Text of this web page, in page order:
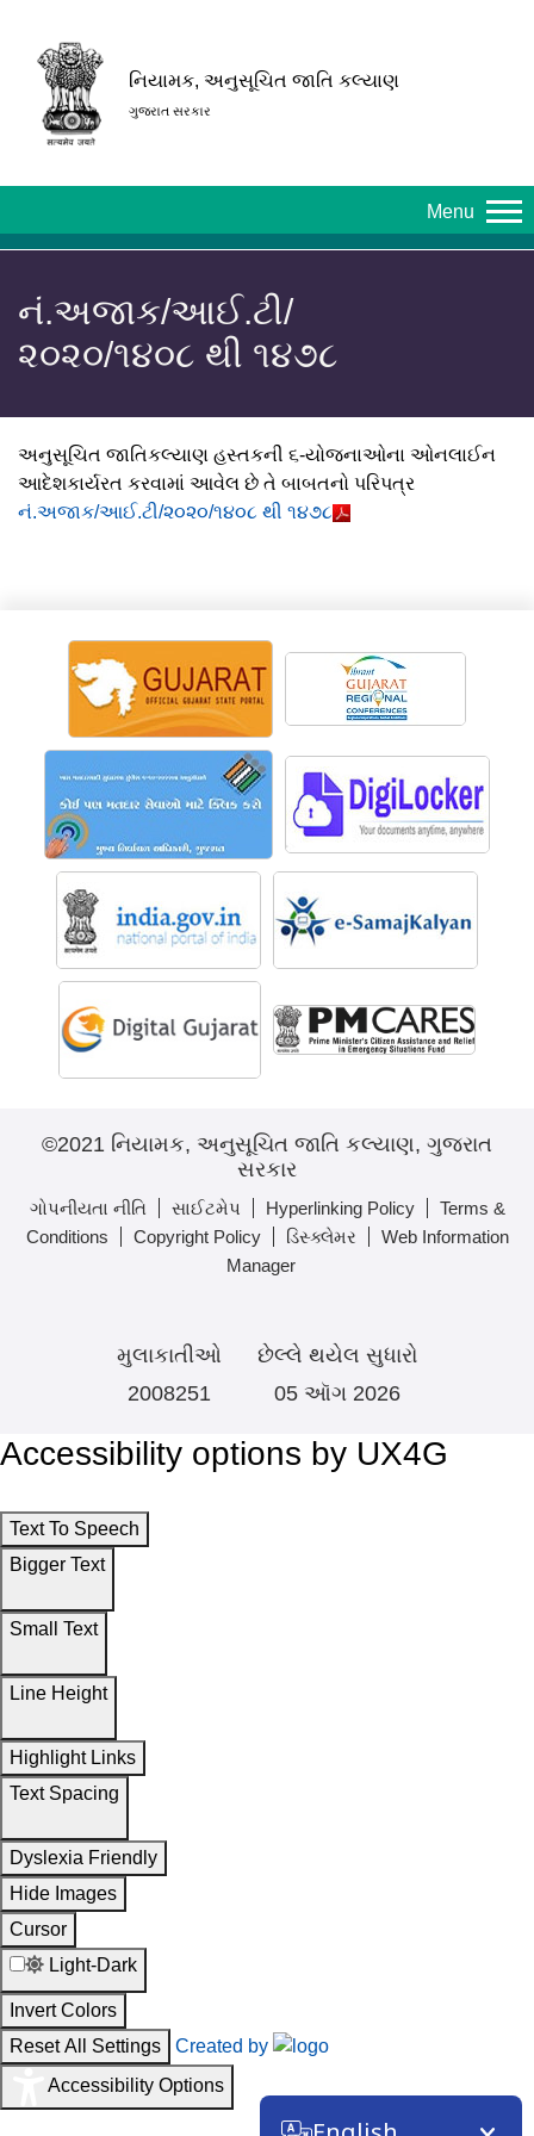
નિયામક, અનુસૂચિત જાતિ કલ્યાણ
ગુજરાત સરકાર
Menu
નં.અજાક/આઈ.ટી/
૨૦૨૦/૧૪૦૮ થી ૧૪૭૮
અનુસૂચિત જાતિકલ્યાણ હસ્તકની ૬-યોજનાઓના ઓનલાઈન
આદેશકાર્યરત કરવામાં આવેલ છે તે બાબતનો પરિપત્ર
નં.અજાક/આઈ.ટી/૨૦૨૦/૧૪૦૮ થી ૧૪૭૮
©2021 નિયામક, અનુસૂચિત જાતિ કલ્યાણ, ગુજરાત
સરકાર
ગોપનીયતા નીતિ સાઈટમેપ Hyperlinking Policy
Terms &
Conditions
Copyright Policy ડિસ્ક્લેમર
Web Information
Manager
મુલાકાતીઓ
2008251
છેલ્લે થયેલ સુધારો
05 ઑગ 2026
Accessibility options by UX4G
Text To Speech
Bigger Text
Small Text
Line Height
Highlight Links
Text Spacing
Dyslexia Friendly
Hide Images
Cursor
Light-Dark
Invert Colors
Reset All Settings
Created by
Accessibility Options